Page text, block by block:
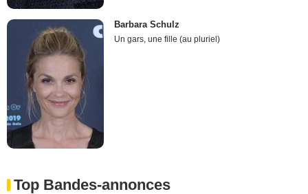
Barbara Schulz
Un gars, une fille (au pluriel)
Top Bandes-annonces